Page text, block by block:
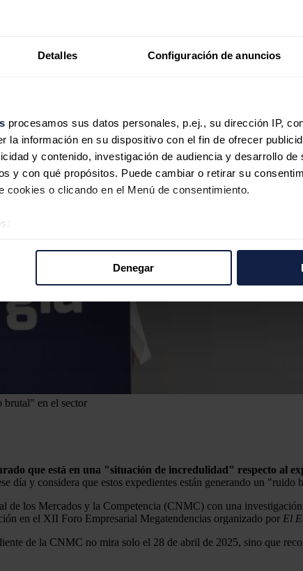
Detalles Configuración de anuncios
procesamos sus datos personales, p.ej., su dirección IP,
la información en su dispositivo con el fin de ofrecer
y contenido, investigación de audiencia y desarrollo
y con qué propósitos. Puede cambiar o retirar su
cookies o clicando en el Menú de consentimiento.
para personalizar el contenido y los anuncios, ofrecer
Denegar
brutal" en el sector
que está en una "situación de incredulidad" respecto al
día y considera que estos expedientes están generando un "ruido
los Mercados y la Competencia (CNMC) con una
en el XII Foro Empresarial Megatendencias organizado por El
de la CNMC no mira solo el 28 de abril de 2025, sino que